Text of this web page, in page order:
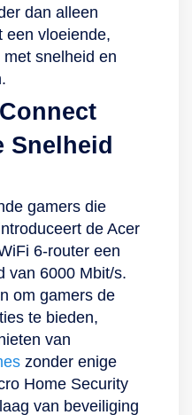
dan alleen
een vloeiende,
snelheid en
Snelheid
gamers die
de Acer
6-router een
van 6000 Mbit/s.
om gamers de
te bieden,
van
zonder enige
Home Security
van beveiliging